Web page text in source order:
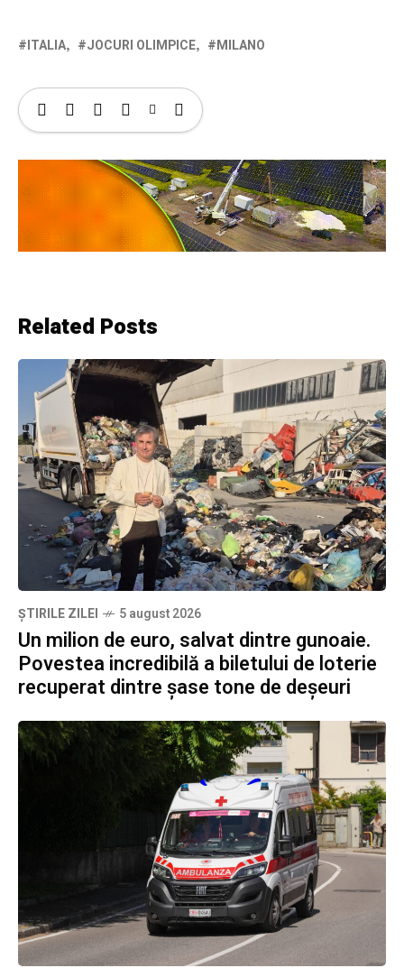
ITALIA JOCURI OLIMPICE MILANO
Related Posts
ȘTIRILE ZILEI 5 august 2026
Un milion de euro, salvat dintre gunoaie.
Povestea incredibilă a biletului de loterie
recuperat dintre șase tone de deșeuri